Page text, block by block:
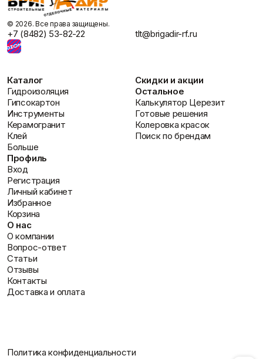
©️ 2026. Все права защищены.
+7 (8482) 53-82-22 tlt@brigadir-rf.ru
Каталог
Гидроизоляция
Гипсокартон
Инструменты
Керамогранит
Клей
Больше
Профиль
Вход
Регистрация
Личный кабинет
Избранное
Корзина
О нас
О компании
Вопрос-ответ
Статьи
Отзывы
Контакты
Доставка и оплата
Скидки и акции
Остальное
Калькулятор Церезит
Готовые решения
Колеровка красок
Поиск по брендам
Политика конфиденциальности